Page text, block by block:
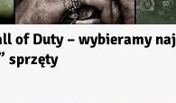
of Duty – wybieramy
sprzęty